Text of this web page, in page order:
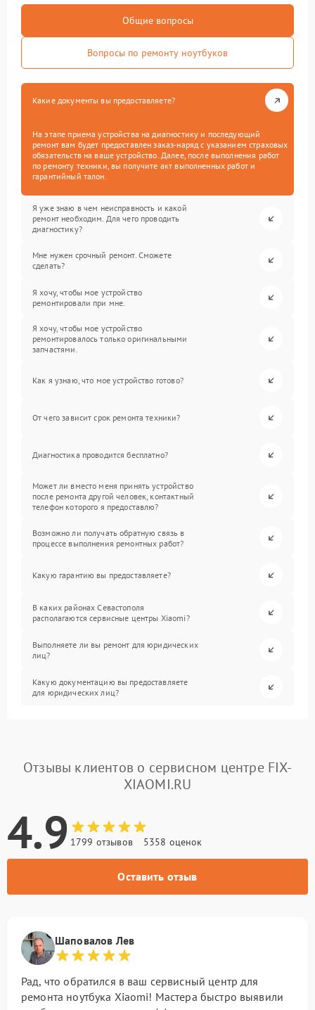
Общие вопросы
Вопросы по ремонту ноутбуков
Какие документы вы предоставляете?
На этапе приема устройства на диагностику и последующий
ремонт вам будет предоставлен заказ-наряд с указанием страховых
обязательств на ваше устройство. Далее, после выполнения работ
по ремонту техники, вы получите акт выполненных работ и
гарантийный талон.
Я уже знаю в чем неисправность и какой
ремонт необходим. Для чего проводить
диагностику?
Мне нужен срочный ремонт. Сможете
сделать?
Я хочу, чтобы мое устройство
ремонтировали при мне.
Я хочу, чтобы мое устройство
ремонтировалось только оригинальными
запчастями.
Как я узнаю, что мое устройство готово?
От чего зависит срок ремонта техники?
Диагностика проводится бесплатно?
Может ли вместо меня принять устройство
после ремонта другой человек, контактный
телефон которого я предоставлю?
Возможно ли получать обратную связь в
процессе выполнения ремонтных работ?
Какую гарантию вы предоставляете?
В каких районах Севастополя
располагаются сервисные центры Xiaomi?
Выполняете ли вы ремонт для юридических
лиц?
Какую документацию вы предоставляете
для юридических лиц?
Отзывы клиентов о сервисном центре FIX-
XIAOMI.RU
4.9 1799 отзывов 5358 оценок
Оставить отзыв
Шаповалов Лев
Рад, что обратился в ваш сервисный центр для
ремонта ноутбука Xiaomi! Мастера быстро выявили